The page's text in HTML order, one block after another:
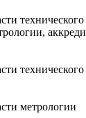
метрологии